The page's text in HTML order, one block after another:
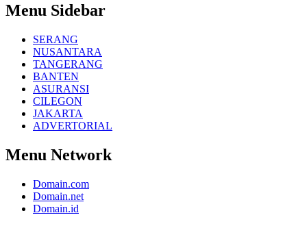
Menu Sidebar
SERANG
NUSANTARA
TANGERANG
BANTEN
ASURANSI
CILEGON
JAKARTA
ADVERTORIAL
Menu Network
Domain.com
Domain.net
Domain.id